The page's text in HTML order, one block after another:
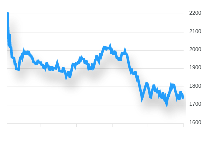
2200
2100
2000
1900
1800
1700
1600